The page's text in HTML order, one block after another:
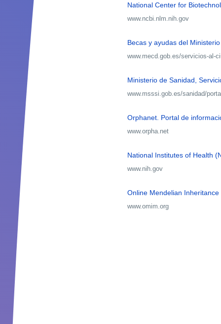
National Center for
www.ncbi.nlm.nih.gov
Becas y ayudas del
www.mecd.gob.es/servicios-al-
Ministerio de Sanidad,
www.msssi.gob.es/sanidad/
Orphanet. Portal de
www.orpha.net
National Institutes of Health
www.nih.gov
Online Mendelian
www.omim.org